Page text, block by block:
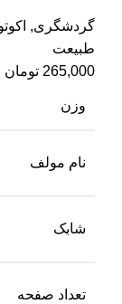
گردشگری,
طبیعت
265,000 تومان
وزن
نام مولف
شابک
تعداد صفحه